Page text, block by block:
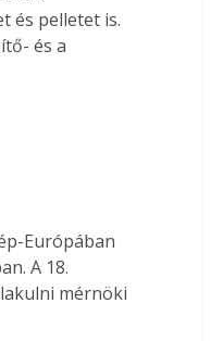
és pelletet is.
és a
Európában
A 18.
mérnöki